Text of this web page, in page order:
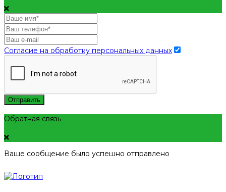
Согласие на обработку персональных данных
Отправить
Обратная связь
Ваше сообщение было успешно отправлено